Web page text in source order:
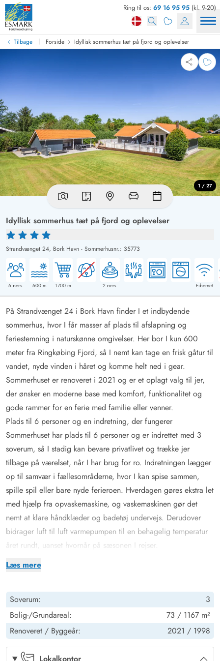
Ring til os: 69 16 95 95 (kl. 9-20)
Tilbage | Forside Idyllisk sommerhus tæt på fjord og oplevelser
Idyllisk sommerhus tæt på fjord og oplevelser
Strandvænget 24, Bork Havn - Sommerhusnr.: 35773
6 pers. 600m 1700m 2 pers. Fibernet
1 / 27
Læs mere
På Strandvænget 24 i Bork Havn finder I et indbydende
sommerhus, hvor I får masser af plads til afslapning og
feriestemning i naturskønne omgivelser. Her bor I kun 600
meter fra Ringkøbing Fjord, så I nemt kan tage en frisk gåtur til
vandet, nyde vinden i håret og komme helt ned i gear.
Sommerhuset er renoveret i 2021 og er et oplagt valg til jer,
der ønsker en moderne base med komfort, funktionalitet og
gode rammer for en ferie med familie eller venner.
Plads til 6 personer og en indretning, der fungerer
Sommerhuset har plads til 6 personer og er indrettet med 3
soverum, så I stadig kan bevare privatlivet og trække jer
tilbage på værelset, når I har brug for ro. Indretningen lægger
op til samvær i fællesområderne, hvor I kan spise sammen,
spille spil eller bare nyde ferieroen. Hverdagen gøres ekstra let
med hjælp fra opvaskemaskine, og vaskemaskinen gør det
nemt at klare håndklæder og badetøj undervejs. Derudover
bidrager luft til luft varmepumpen til en behagelig temperatur
året rundt, uanset hvornår på sæsonen I rejser.
Sommerhus med velbehag og varme detaljer
kroppen falde helt til ro i det varme vand. Badeværelset er
udstyret med gulvvarme, som giver ekstra komfort på kølige
morgener. Når det bliver aften og mørket falder på, skaber
brændeovnen en helt særlig stemning med knitrende varme, og
den gør hurtigt stuen til et naturligt samlingspunkt. Hvis I leder
Soverum:
3
Bolig-/Grundareal:
73 / 1167 m²
Renoveret / Byggeår: 2021 / 1998
Lokalkontor